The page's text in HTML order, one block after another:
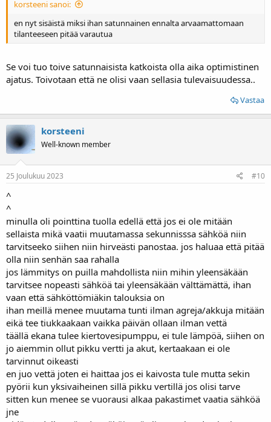
korsteeni sanoi:
en nyt sisäistä miksi ihan satunnainen ennalta arvaamattomaan
tilanteeseen pitää varautua
Se voi tuo toive satunnaisista katkoista olla aika optimistinen
ajatus. Toivotaan että ne olisi vaan sellasia tulevaisuudessa..
Vastaa
korsteeni
Well-known member
25 Joulukuu 2023 #10
^
^
minulla oli pointtina tuolla edellä että jos ei ole mitään
sellaista mikä vaatii muutamassa sekunnisssa sähköä niin
tarvitseeko siihen niin hirveästi panostaa. jos haluaa että pitää
olla niin senhän saa rahalla
jos lämmitys on puilla mahdollista niin mihin yleensäkään
tarvitsee nopeasti sähköä tai yleensäkään välttämättä, ihan
vaan että sähköttömiäkin talouksia on
ihan meillä menee muutama tunti ilman agreja/akkuja mitään
eikä tee tiukkaakaan vaikka päivän ollaan ilman vettä
täällä ekana tulee kiertovesipumppu, ei tule lämpöä, siihen on
jo aiemmin ollut pikku vertti ja akut, kertaakaan ei ole
tarvinnut oikeasti
en juo vettä joten ei haittaa jos ei kaivosta tule mutta sekin
pyörii kun yksivaiheinen sillä pikku vertillä jos olisi tarve
sitten kun menee se vuorausi alkaa pakastimet vaatia sähköä
jne